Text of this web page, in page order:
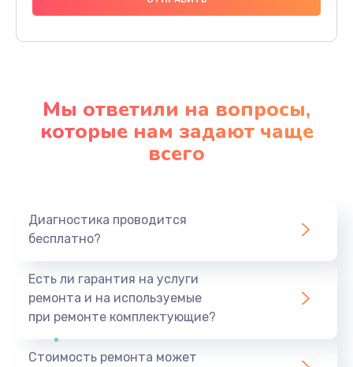
Мы ответили на вопросы,
которые нам задают чаще
всего
Диагностика проводится
бесплатно?
Есть ли гарантия на услуги
ремонта и на используемые
при ремонте комплектующие?
Стоимость ремонта может